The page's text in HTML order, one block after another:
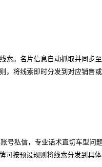
索。名片信息自动抓取并同步
，将线索即时分发到对应销售
号私信，专业话术直切车型问
按预设规则将线索分发到具体